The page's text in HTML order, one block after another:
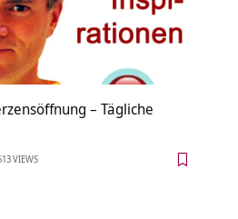
– Tägliche
VIEWS